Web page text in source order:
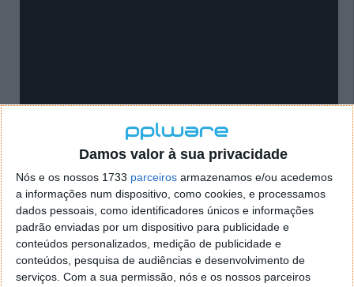
Damos valor à sua privacidade
Nós e os nossos 1733 parceiros armazenamos e/ou acedemos
a informações num dispositivo, como cookies, e processamos
dados pessoais, como identificadores únicos e informações
padrão enviadas por um dispositivo para publicidade e
conteúdos personalizados, medição de publicidade e
conteúdos, pesquisa de audiências e desenvolvimento de
serviços. Com a sua permissão, nós e os nossos parceiros